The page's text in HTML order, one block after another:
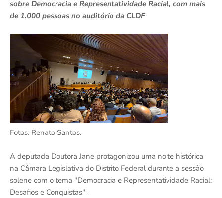
sobre Democracia e Representatividade Racial, com mais
de 1.000 pessoas no auditório da CLDF
Fotos: Renato Santos.
A deputada Doutora Jane protagonizou uma noite histórica
na Câmara Legislativa do Distrito Federal durante a sessão
solene com o tema "Democracia e Representatividade Racial:
Desafios e Conquistas"_